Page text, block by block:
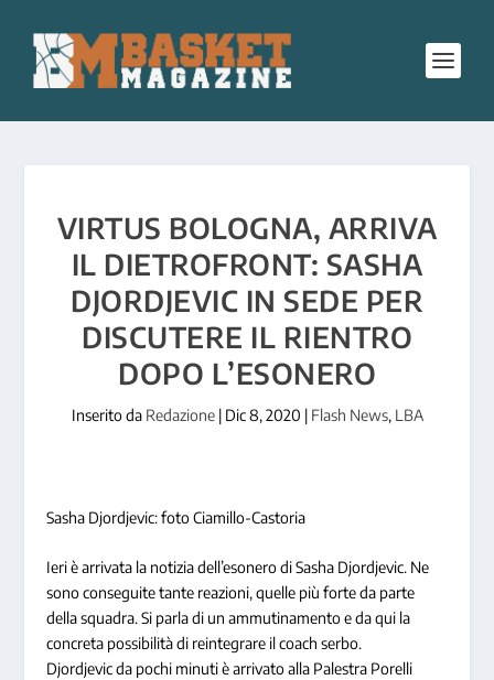
VIRTUS BOLOGNA, ARRIVA
IL DIETROFRONT: SASHA
DJORDJEVIC IN SEDE PER
DISCUTERE IL RIENTRO
DOPO L’ESONERO
Inserito da Redazione| Dic 8, 2020 | Flash News, LBA
Sasha Djordjevic: foto Ciamillo-Castoria
Ieri è arrivata la notizia dell’esonero di Sasha Djordjevic. Ne
sono conseguite tante reazioni, quelle più forte da parte
della squadra. Si parla di un ammutinamento e da qui la
concreta possibilità di reintegrare il coach serbo.
Djordjevic da pochi minuti è arrivato alla Palestra Porelli